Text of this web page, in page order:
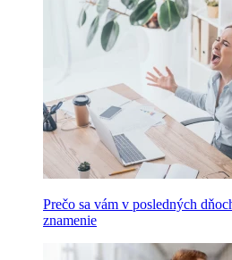
Prečo sa vám v posledných
znamenie